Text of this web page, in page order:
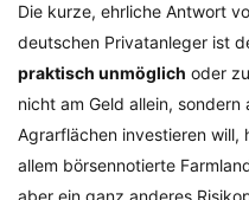
Die kurze, ehrliche Antwort
deutschen Privatanleger ist
praktisch unmöglich oder
nicht am Geld allein,
Agrarflächen investieren will,
allem börsennotierte
aber ein ganz anderes